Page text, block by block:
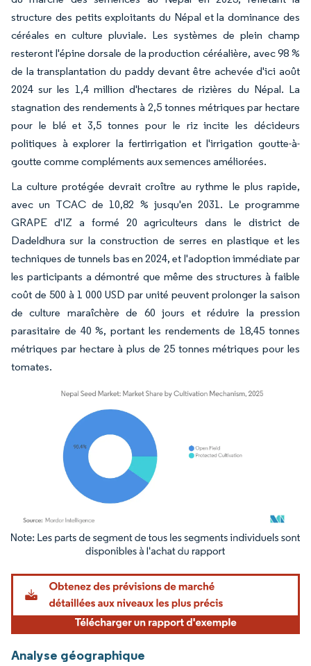
structure des petits exploitants du Népal et la dominance des
céréales en culture pluviale. Les systèmes de plein champ
resteront l'épine dorsale de la production céréalière, avec 98 %
de la transplantation du paddy devant être achevée d'ici août
2024 sur les 1,4 million d'hectares de rizières du Népal. La
stagnation des rendements à 2,5 tonnes métriques par hectare
pour le blé et 3,5 tonnes pour le riz incite les décideurs
politiques à explorer la fertirrigation et l'irrigation goutte-à-
goutte comme compléments aux semences améliorées.
La culture protégée devrait croître au rythme le plus rapide,
avec un TCAC de 10,82 % jusqu'en 2031. Le programme
GRAPE d'IZ a formé 20 agriculteurs dans le district de
Dadeldhura sur la construction de serres en plastique et les
techniques de tunnels bas en 2024, et l'adoption immédiate par
les participants a démontré que même des structures à faible
coût de 500 à 1 000 USD par unité peuvent prolonger la saison
de culture maraîchère de 60 jours et réduire la pression
parasitaire de 40 %, portant les rendements de 18,45 tonnes
métriques par hectare à plus de 25 tonnes métriques pour les
tomates.
Image © Mordor Intelligence. La réutilisation nécessite une attribution sous CC BY
Analyse géographique